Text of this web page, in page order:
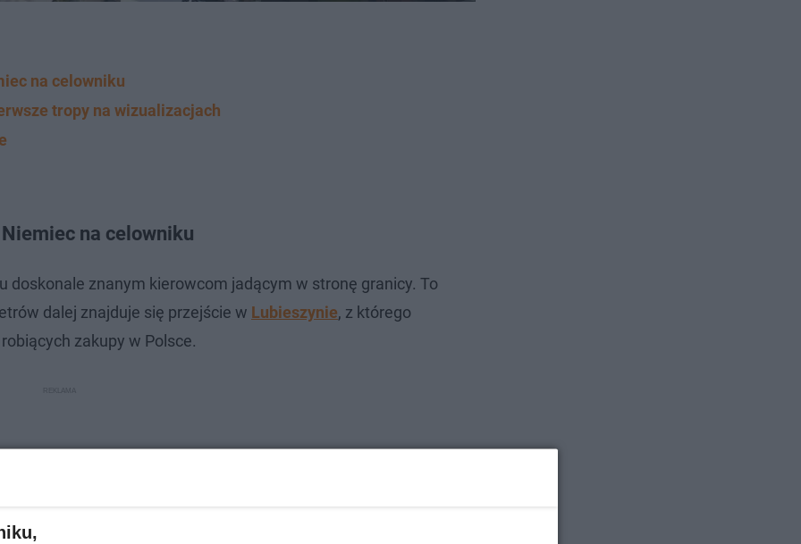
na celowniku
tropy na wizualizacjach
na celowniku
doskonale znanym kierowcom jadącym w stronę granicy. To
dalej znajduje się przejście w Lubieszynie, z którego
zakupy w Polsce.